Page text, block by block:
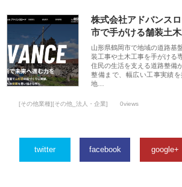
株式会社アドバンス
市で手がける舗装土
山形県鶴岡市で地域の道路基
装工事や土木工事を手がける
住民の生活を支える道路整備
整備まで、幅広い工事実績を
地…
[その他業種][その他_法人・企業] 0views
twitter facebook google+